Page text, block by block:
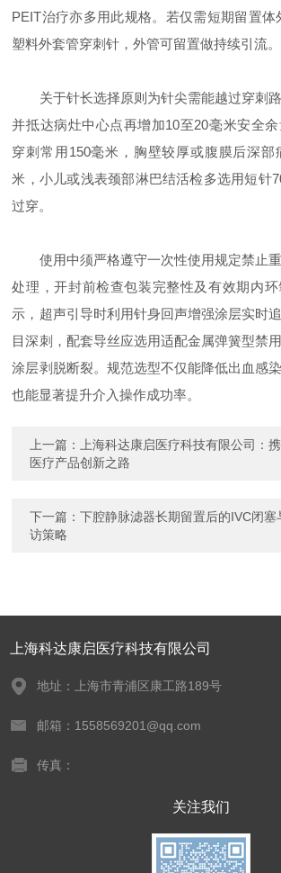
PEIT治疗亦多用此规格。若仅需短期留置体
塑料外套管穿刺针，外管可留置做持续引流。
关于针长选择原则为针尖需能越过穿刺路
并抵达病灶中心点再增加10至20毫米安全
穿刺常用150毫米，胸壁较厚或腹膜后深部
米，小儿或浅表颈部淋巴结活检多选用短针
过穿。
使用中须严格遵守一次性使用规定禁止重
处理，开封前检查包装完整性及有效期内
示，超声引导时利用针身回声增强涂层实时
目深刺，配套导丝应选用适配金属弹簧型禁
涂层剥脱断裂。规范选型不仅能降低出血感
也能显著提升介入操作成功率。
上一篇：
上海科达康启医疗科技有限公司：
医疗产品创新之路
下一篇：下腔静脉滤器长期留置后的IVC闭塞
访策略
上海科达康启医疗科技有限公司
地址：上海市青浦区康工路189号
邮箱：1558569201@qq.com
传真：
关注我们